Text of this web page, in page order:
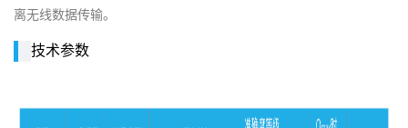
离无线数据传输。
技术参数